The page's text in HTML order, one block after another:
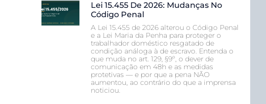
Lei 15.455 De 2026: Mudanças No
Código Penal
A Lei 15.455 de 2026 alterou o Código Penal
e a Lei Maria da Penha para proteger o
trabalhador doméstico resgatado de
condição análoga à de escravo. Entenda o
que muda no art. 129, §9º, o dever de
comunicação em 48h e as medidas
protetivas — e por que a pena NÃO
aumentou, ao contrário do que a imprensa
noticiou.